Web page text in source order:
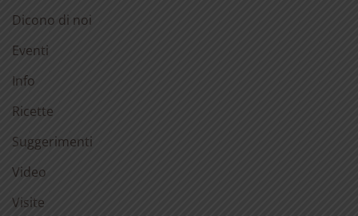
Dicono di noi
Eventi
Info
Ricette
Suggerimenti
Video
Visite